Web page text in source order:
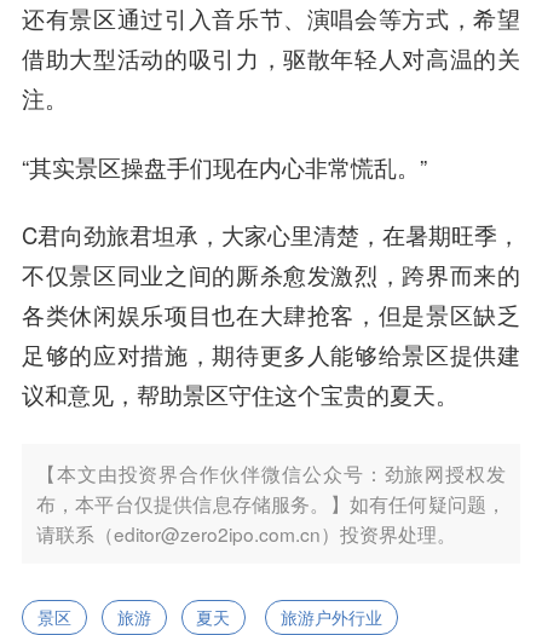
还有景区通过引入音乐节、演唱会等方式，希望
借助大型活动的吸引力，驱散年轻人对高温的关
注。
“其实景区操盘手们现在内心非常慌乱。”
C君向劲旅君坦承，大家心里清楚，在暑期旺季，
不仅景区同业之间的厮杀愈发激烈，跨界而来的
各类休闲娱乐项目也在大肆抢客，但是景区缺乏
足够的应对措施，期待更多人能够给景区提供建
议和意见，帮助景区守住这个宝贵的夏天。
【本文由投资界合作伙伴微信公众号：劲旅网授权发
布，本平台仅提供信息存储服务。】如有任何疑问题，
请联系（editor@zero2ipo.com.cn）投资界处理。
景区 旅游 夏天 旅游户外行业